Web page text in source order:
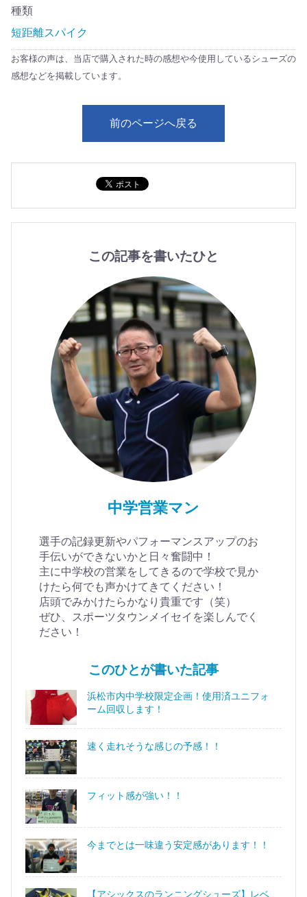
種類
短距離スパイク
お客様の声は、当店で購入された時の感想や今使用しているシューズの
感想などを掲載しています。
前のページへ戻る
この記事を書いたひと
中学営業マン
選手の記録更新やパフォーマンスアップのお
手伝いができないかと日々奮闘中！
主に中学校の営業をしてきるので学校で見か
けたら何でも声かけてきてください！
店頭でみかけたらかなり貴重です（笑）
ぜひ、スポーツタウンメイセイを楽しんでく
ださい！
このひとが書いた記事
浜松市内中学校限定企画！使用済ユニフォ
ーム回収します！
速く走れそうな感じの予感！！
フィット感が強い！！
今までとは一味違う安定感があります！！
【アシックスのランニングシューズ】レベ